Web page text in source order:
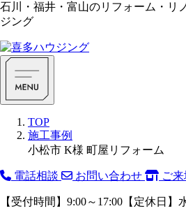
石川・福井・富山のリフォーム・リ
ジング
TOP
施工事例
小松市 K様 町屋リフォーム
電話相談 お問い合わせ ご
【受付時間】9:00～17:00【定休日】